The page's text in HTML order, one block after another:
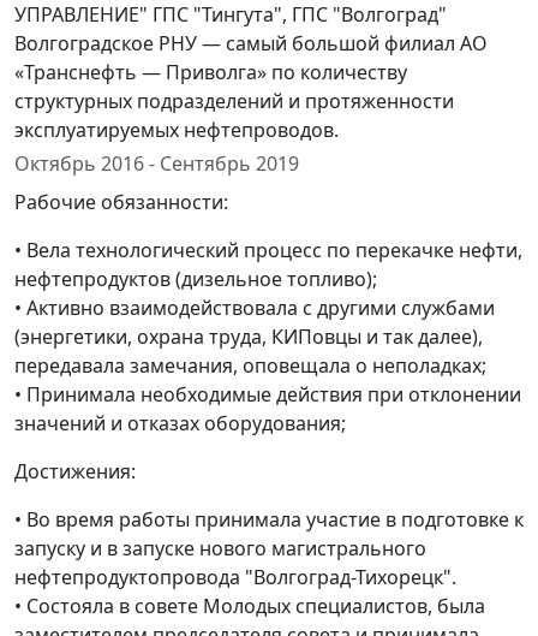
УПРАВЛЕНИЕ" ГПС "Тингута", ГПС "Волгоград"
Волгоградское РНУ — самый большой филиал АО
«Транснефть — Приволга» по количеству
структурных подразделений и протяженности
эксплуатируемых нефтепроводов.
Октябрь 2016 - Сентябрь 2019
Рабочие обязанности:
• Вела технологический процесс по перекачке нефти,
нефтепродуктов (дизельное топливо);
• Активно взаимодействовала с другими службами
(энергетики, охрана труда, КИПовцы и так далее),
передавала замечания, оповещала о неполадках;
• Принимала необходимые действия при отклонении
значений и отказах оборудования;
Достижения:
• Во время работы принимала участие в подготовке к
запуску и в запуске нового магистрального
нефтепродуктопровода "Волгоград-Тихорецк".
• Состояла в совете Молодых специалистов, была